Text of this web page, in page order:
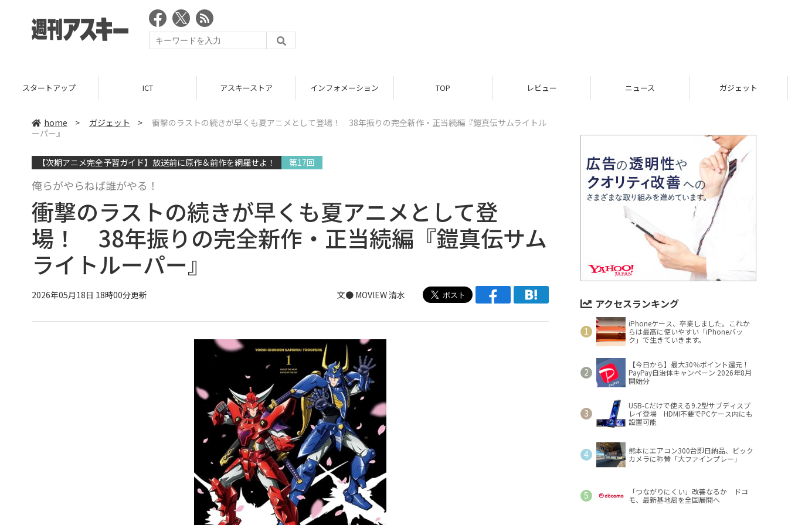
スタートアップ ICT アスキーストア インフォメーション TOP レビュー ニュース ガジェット
home > ガジェット >
衝撃のラストの続きが早くも夏アニメとして登場！ 38年振りの完全新作・正当続編『鎧真伝サムライトル
ーパー』
【次期アニメ完全予習ガイド】放送前に原作＆前作を網羅せよ！ 第17回
俺らがやらねば誰がやる！
衝撃のラストの続きが早くも夏アニメとして登
場！ 38年振りの完全新作・正当続編『鎧真伝サム
ライトルーパー』
2026年05月18日 18時00分更新 文● MOVIEW清水
アクセスランキング
iPhoneケース、卒業しました。これか
らは最高に使いやすい「iPhoneバッ
ク」で生きていきます。
【今日から】最大30％ポイント還元！
PayPay自治体キャンペーン 2026年8月
開始分
USB-Cだけで使える9.2型サブディスプ
レイ登場 HDMI不要でPCケース内にも
設置可能
熊本にエアコン300台即日納品、ビック
カメラに称賛「大ファインプレー」
「つながりにくい」改善なるか ドコ
モ、最新基地局を全国展開へ